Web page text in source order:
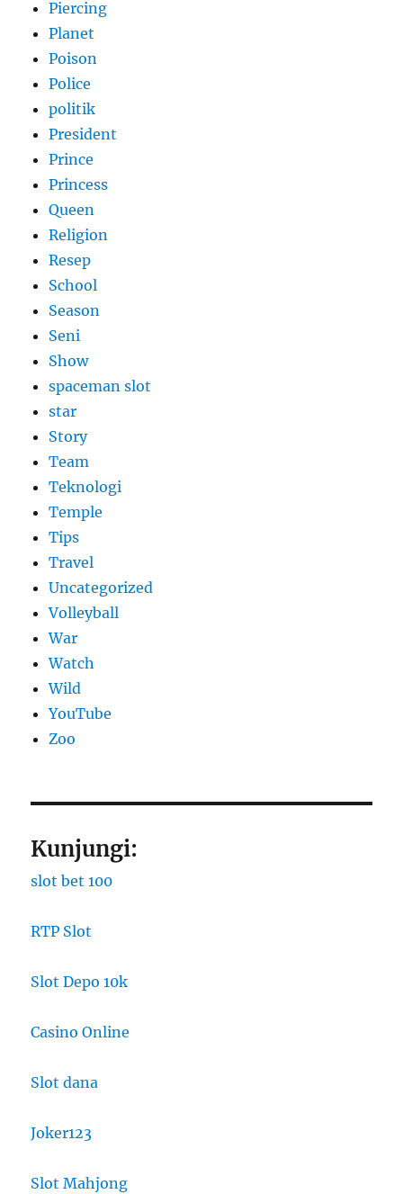
Piercing
Planet
Poison
Police
politik
President
Prince
Princess
Queen
Religion
Resep
School
Season
Seni
Show
spaceman slot
star
Story
Team
Teknologi
Temple
Tips
Travel
Uncategorized
Volleyball
War
Watch
Wild
YouTube
Zoo
Kunjungi:
slot bet 100
RTP Slot
Slot Depo 10k
Casino Online
Slot dana
Joker123
Slot Mahjong